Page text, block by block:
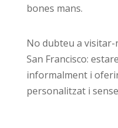
bones mans.
No dubteu a visitar-
San Francisco:
informalment i
personalitzat i